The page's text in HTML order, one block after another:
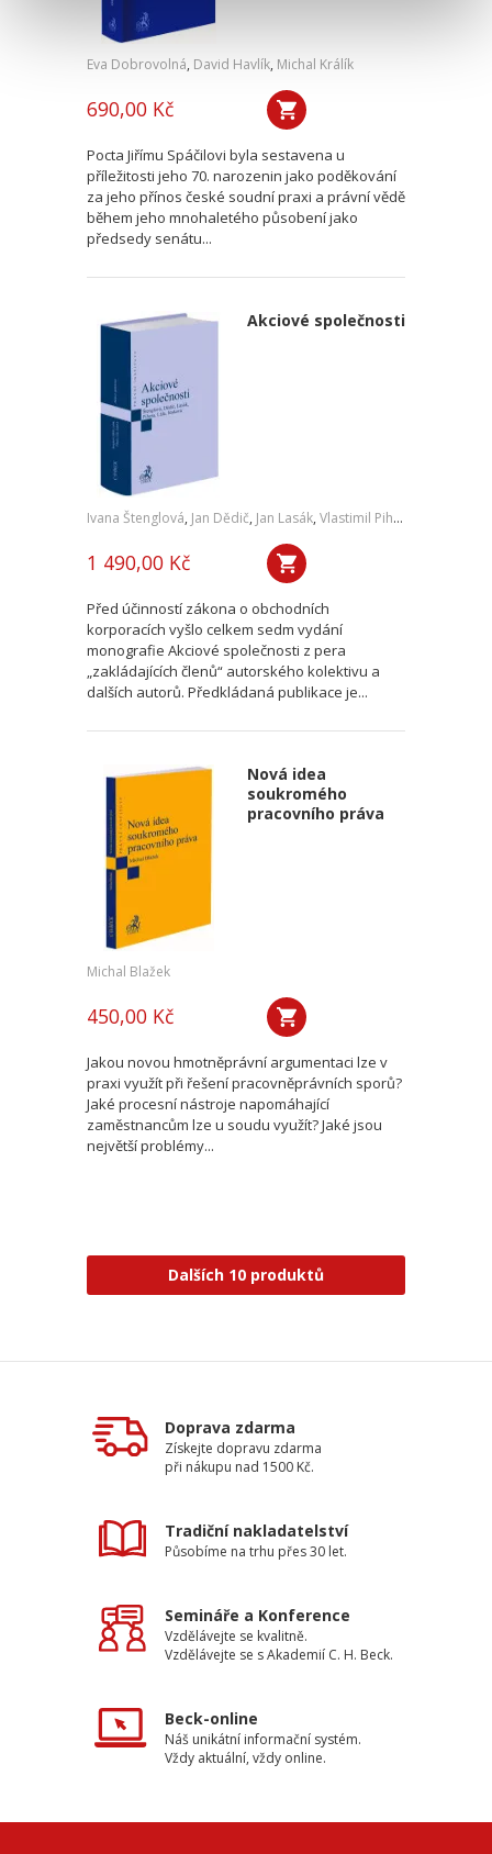
Eva Dobrovolná, David Havlík, Michal Králík
690,00 Kč
Pocta Jiřímu Spáčilovi byla sestavena u
příležitosti jeho 70. narozenin jako poděkování
za jeho přínos české soudní praxi a právní vědě
během jeho mnohaletého působení jako
předsedy senátu...
Akciové společnosti
Ivana Štenglová, Jan Dědič, Jan Lasák, Vlastimil Pihera
1 490,00 Kč
Před účinností zákona o obchodních
korporacích vyšlo celkem sedm vydání
monografie Akciové společnosti z pera
„zakládajících členů“ autorského kolektivu a
dalších autorů. Předkládaná publikace je...
Nová idea
soukromého
pracovního práva
Michal Blažek
450,00 Kč
Jakou novou hmotněprávní argumentaci lze v
praxi využít při řešení pracovněprávních sporů?
Jaké procesní nástroje napomáhající
zaměstnancům lze u soudu využít? Jaké jsou
největší problémy...
Dalších 10 produktů
Doprava zdarma
Získejte dopravu zdarma
při nákupu nad 1500 Kč.
Tradiční nakladatelství
Působíme na trhu přes 30 let.
Semináře a Konference
Vzdělávejte se kvalitně.
Vzdělávejte se s Akademií C. H. Beck.
Beck-online
Náš unikátní informační systém.
Vždy aktuální, vždy online.